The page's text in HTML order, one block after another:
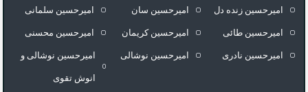
امیرحسین زنده دل امیرحسین سان امیرحسین سلمانی
امیرحسین طائی امیرحسین کریمان امیرحسین محسنی
امیرحسین نادری امیرحسین نوشالی امیرحسین نوشالی و
انوش تقوی